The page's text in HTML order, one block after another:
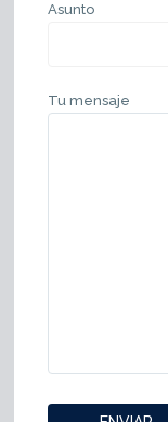
Asunto
Tu mensaje